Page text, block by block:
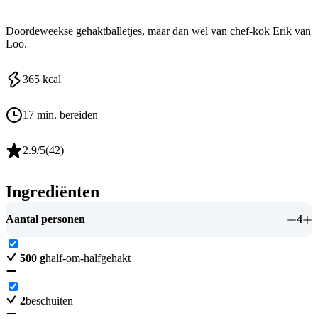
Doordeweekse gehaktballetjes, maar dan wel van chef-kok Erik van
Loo.
365 kcal
17 min. bereiden
2.9/5(42)
Ingrediënten
Aantal personen 4
500 ghalf-om-halfgehakt
2beschuiten